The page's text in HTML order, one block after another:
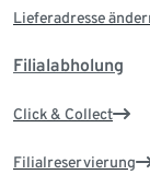
Lieferadresse
Filialabholung
Click & Collect
Filialreservierung